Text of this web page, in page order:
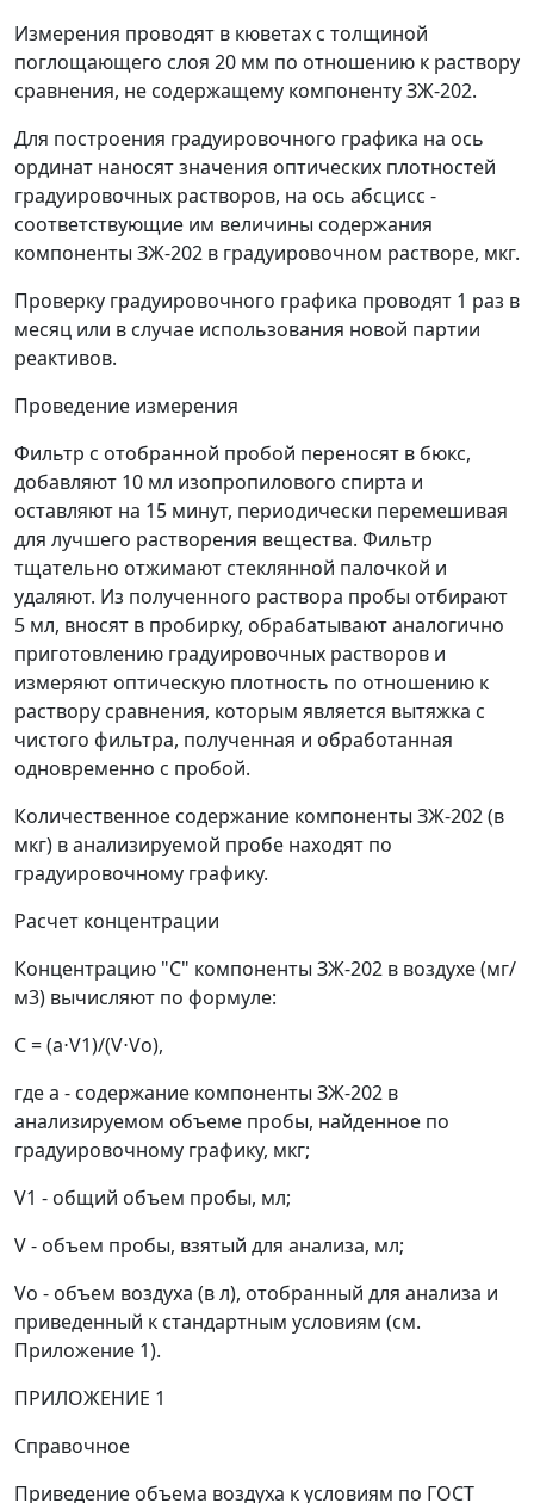
Измерения проводят в кюветах с толщиной
поглощающего слоя 20 мм по отношению к раствору
сравнения, не содержащему компоненту ЗЖ-202.
Для построения градуировочного графика на ось
ординат наносят значения оптических плотностей
градуировочных растворов, на ось абсцисс -
соответствующие им величины содержания
компоненты ЗЖ-202 в градуировочном растворе, мкг.
Проверку градуировочного графика проводят 1 раз в
месяц или в случае использования новой партии
реактивов.
Проведение измерения
Фильтр с отобранной пробой переносят в бюкс,
добавляют 10 мл изопропилового спирта и
оставляют на 15 минут, периодически перемешивая
для лучшего растворения вещества. Фильтр
тщательно отжимают стеклянной палочкой и
удаляют. Из полученного раствора пробы отбирают
5 мл, вносят в пробирку, обрабатывают аналогично
приготовлению градуировочных растворов и
измеряют оптическую плотность по отношению к
раствору сравнения, которым является вытяжка с
чистого фильтра, полученная и обработанная
одновременно с пробой.
Количественное содержание компоненты ЗЖ-202 (в
мкг) в анализируемой пробе находят по
градуировочному графику.
Расчет концентрации
Концентрацию "С" компоненты ЗЖ-202 в воздухе (мг/
м3) вычисляют по формуле:
С= (а⋅V1)/(V⋅Vo),
где а - содержание компоненты ЗЖ-202 в
анализируемом объеме пробы, найденное по
градуировочному графику, мкг;
V1 - общий объем пробы, мл;
V- объем пробы, взятый для анализа, мл;
Vo - объем воздуха (в л), отобранный для анализа и
приведенный к стандартным условиям (см.
Приложение 1).
ПРИЛОЖЕНИЕ 1
Справочное
Приведение объема воздуха к условиям по ГОСТ